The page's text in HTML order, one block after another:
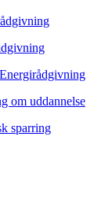
om uddannelse
sparring